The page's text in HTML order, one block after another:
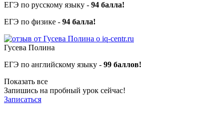
ЕГЭ по русскому языку - 94 балла!
ЕГЭ по физике - 94 балла!
Гусева Полина
ЕГЭ по английскому языку - 99 баллов!
Показать все
Запишись на пробный урок сейчас!
Записаться